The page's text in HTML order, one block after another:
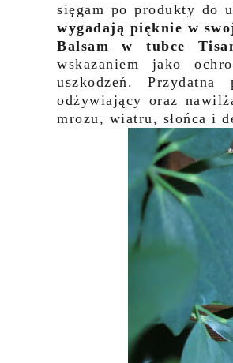
sięgam po produkty do
wygadają pięknie w
Balsam w tubce
wskazaniem jako
uszkodzeń.
odżywiający oraz
mrozu, wiatru, słońca i